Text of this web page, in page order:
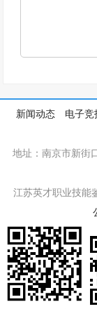
新闻动态 电子竞
地址：南京市新街
江苏英才职业技